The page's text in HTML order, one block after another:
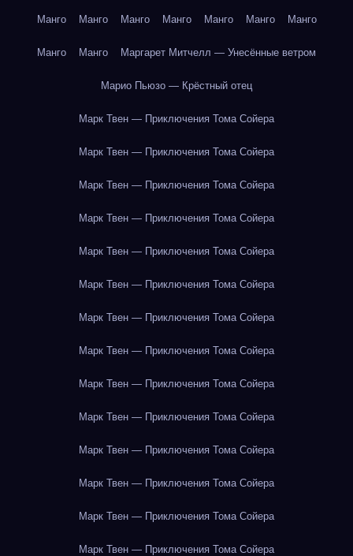
Манго Манго Манго Манго Манго Манго Манго
Манго Манго Маргарет Митчелл — Унесённые ветром
Марио Пьюзо — Крёстный отец
Марк Твен — Приключения Тома Сойера
Марк Твен — Приключения Тома Сойера
Марк Твен — Приключения Тома Сойера
Марк Твен — Приключения Тома Сойера
Марк Твен — Приключения Тома Сойера
Марк Твен — Приключения Тома Сойера
Марк Твен — Приключения Тома Сойера
Марк Твен — Приключения Тома Сойера
Марк Твен — Приключения Тома Сойера
Марк Твен — Приключения Тома Сойера
Марк Твен — Приключения Тома Сойера
Марк Твен — Приключения Тома Сойера
Марк Твен — Приключения Тома Сойера
Марк Твен — Приключения Тома Сойера